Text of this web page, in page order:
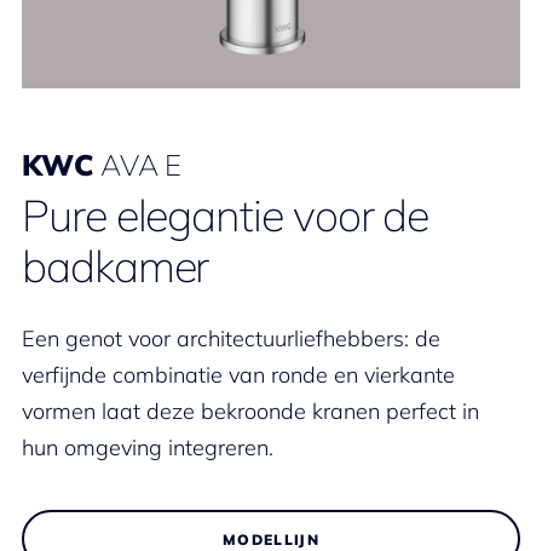
KWC AVA E
Pure elegantie voor de
badkamer
Een genot voor architectuurliefhebbers: de
verfijnde combinatie van ronde en vierkante
vormen laat deze bekroonde kranen perfect in
hun omgeving integreren.
MODELLIJN